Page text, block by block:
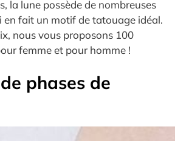
la lune possède de nombreuses
en fait un motif de tatouage idéal.
nous vous proposons 100
femme et pour homme !
phases de